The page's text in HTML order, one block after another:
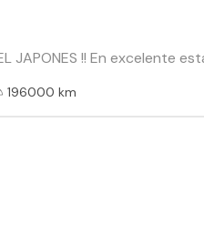
EL JAPONES !! En
196000 km